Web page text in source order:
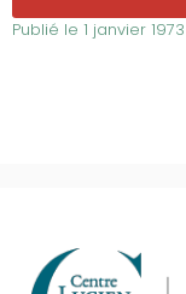
Publié le 1 janvier 1973